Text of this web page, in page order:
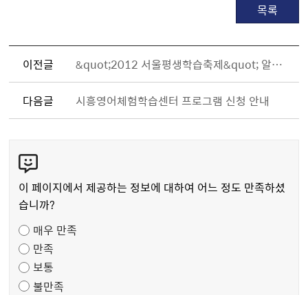
목록
이전글 &quot;2012 서울평생학습축제&quot; 알림 및 특별행사 참가신청 안내
다음글 시흥영어체험학습센터 프로그램 신청 안내
텐
츠
만
도
조
사
이 페이지에서 제공하는 정보에 대하여 어느 정도 만족하셨
습니까?
매우 만족
만족
보통
불만족